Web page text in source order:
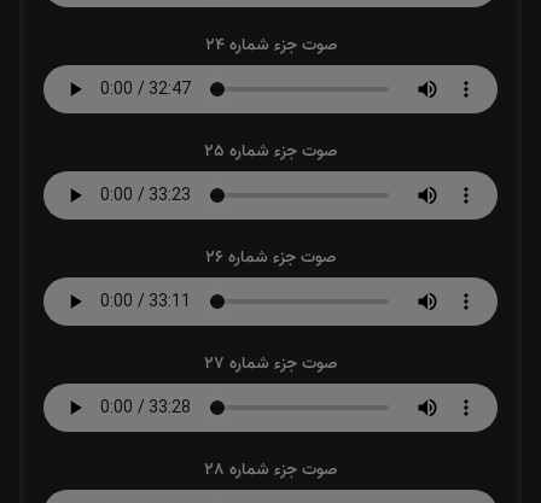
صوت جزء شماره 24
صوت جزء شماره 25
صوت جزء شماره 26
صوت جزء شماره 27
صوت جزء شماره 28